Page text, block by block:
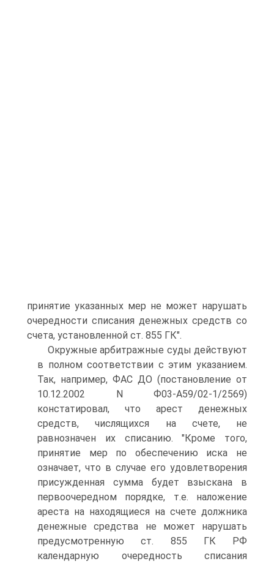
принятие указанных мер не может нарушать
очередности списания денежных средств со
счета, установленной ст. 855 ГК".
Окружные арбитражные суды действуют
в полном соответствии с этим указанием.
Так, например, ФАС ДО (постановление от
10.12.2002 N Ф03-А59/02-1/2569)
констатировал, что арест денежных
средств, числящихся на счете, не
равнозначен их списанию. "Кроме того,
принятие мер по обеспечению иска не
означает, что в случае его удовлетворения
присужденная сумма будет взыскана в
первоочередном порядке, т.е. наложение
ареста на находящиеся на счете должника
денежные средства не может нарушать
предусмотренную ст. 855 ГК РФ
календарную очередность списания